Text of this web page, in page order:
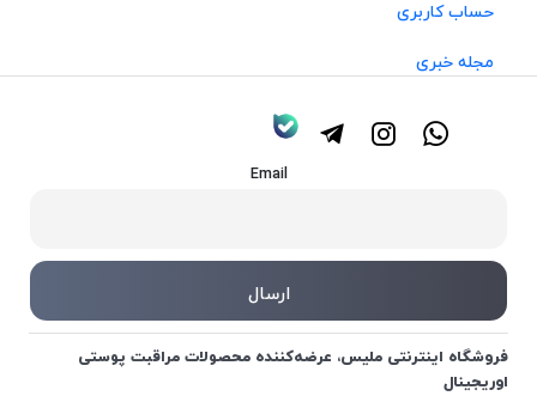
حساب کاربری
مجله خبری
Email
فروشگاه اینترنتی ملیس، عرضه‌کننده محصولات مراقبت پوستی
اوریجینال